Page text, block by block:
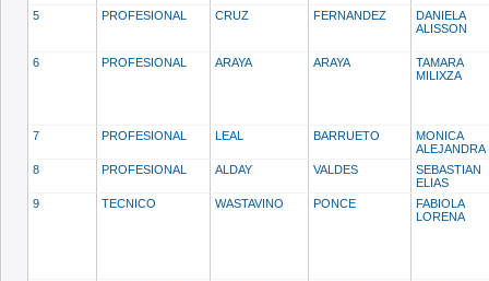
5 PROFESIONAL CRUZ FERNANDEZ
DANIELA
ALISSON
6 PROFESIONAL ARAYA ARAYA
TAMARA
MILIXZA
7 PROFESIONAL LEAL BARRUETO
MONICA
ALEJANDRA
8
PROFESIONAL ALDAY VALDES
SEBASTIAN
ELIAS
9
TECNICO WASTAVINO PONCE
FABIOLA
LORENA